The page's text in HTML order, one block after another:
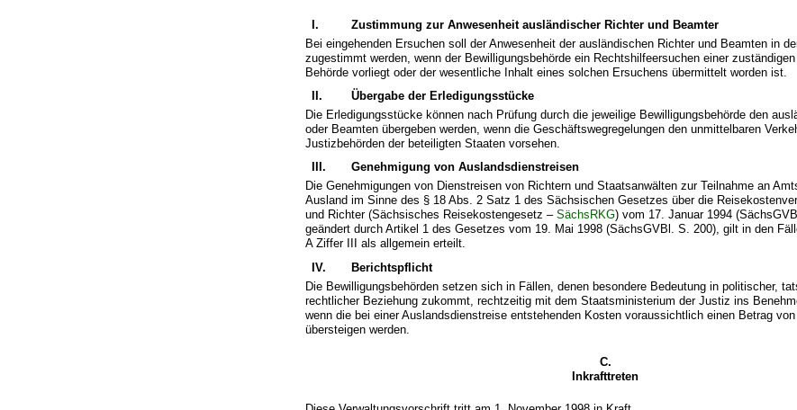
I.
Zustimmung zur Anwesenheit ausländischer Richter und Beamter
Bei eingehenden Ersuchen soll der Anwesenheit der ausländischen Richter und Beamten in
zugestimmt werden, wenn der Bewilligungsbehörde ein Rechtshilfeersuchen einer
Behörde vorliegt oder der wesentliche Inhalt eines solchen Ersuchens übermittelt worden ist.
II.
Übergabe der Erledigungsstücke
Die Erledigungsstücke können nach Prüfung durch die jeweilige Bewilligungsbehörde den
oder Beamten übergeben werden, wenn die Geschäftswegregelungen den unmittelbaren
Justizbehörden der beteiligten Staaten vorsehen.
III.
Genehmigung von Auslandsdienstreisen
Die Genehmigungen von Dienstreisen von Richtern und Staatsanwälten zur Teilnahme an
Ausland im Sinne des § 18 Abs. 2 Satz 1 des Sächsischen Gesetzes über die
und Richter (Sächsisches Reisekostengesetz –SächsRKG) vom 17. Januar 1994
geändert durch Artikel 1 des Gesetzes vom 19. Mai 1998 (SächsGVBl. S. 200), gilt in den
A Ziffer III als allgemein erteilt.
IV.
Berichtspflicht
Die Bewilligungsbehörden setzen sich in Fällen, denen besondere Bedeutung in politischer,
rechtlicher Beziehung zukommt, rechtzeitig mit dem Staatsministerium der Justiz ins
wenn die bei einer Auslandsdienstreise entstehenden Kosten voraussichtlich einen Betrag
übersteigen werden.
C.
Inkrafttreten